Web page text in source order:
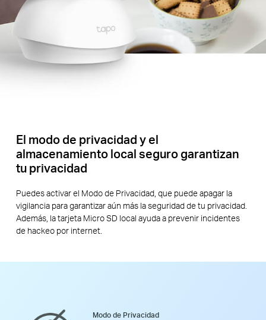
El modo de privacidad y el
almacenamiento local seguro garantizan
tu privacidad
Puedes activar el Modo de Privacidad, que puede apagar la
vigilancia para garantizar aún más la seguridad de tu privacidad.
Además, la tarjeta Micro SD local ayuda a prevenir incidentes
de hackeo por internet.
Modo de Privacidad